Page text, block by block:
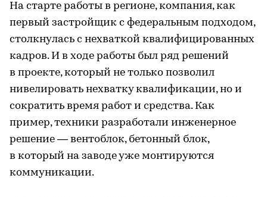
На старте работы в регионе, компания, как
первый застройщик с федеральным подходом,
столкнулась с нехваткой квалифицированных
кадров. И в ходе работы был ряд решений
в проекте, который не только позволил
нивелировать нехватку квалификации, но и
сократить время работ и средства. Как
пример, техники разработали инженерное
решение — вентоблок, бетонный блок,
в который на заводе уже монтируются
коммуникации.